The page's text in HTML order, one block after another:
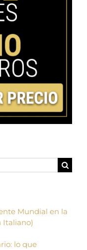
Mundial en la
Italiano)
lo que